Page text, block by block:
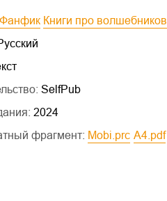
Фанфик Книги про волшебников
SelfPub
2024
фрагмент:
mobi.prc a4.pdf